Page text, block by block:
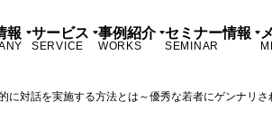
報 サービス
SERVICE
事例紹介
WORKS
セミナー情報
SEMINAR
に対話を実施する方法とは～優秀な若者にゲンナリ